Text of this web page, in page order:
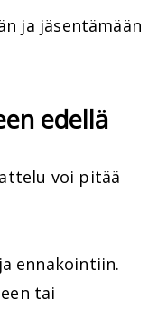
ja jäsentämään
edellä
voi pitää
ennakointiin.
tai